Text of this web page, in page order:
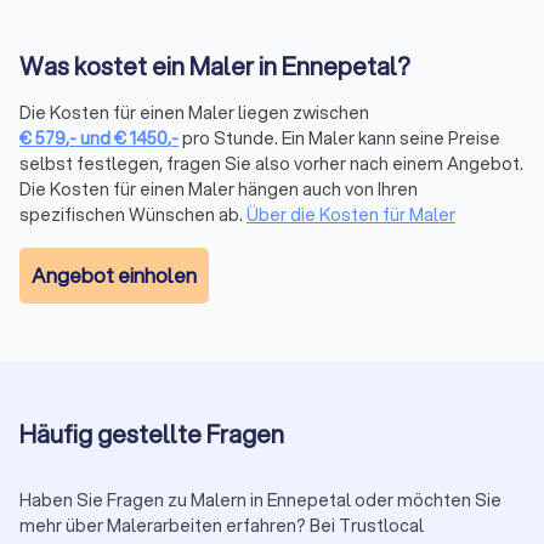
Wunschprojekt. Vereinfachen Sie den Prozess, indem Sie die
Profile durchstöbern oder direkt über unser Portal vier
kostenlose Kostenvoranschläge bei den Anbietern Ihrer Wahl
einholen. So können Sie anhand der Angebote entscheiden,
welcher Maler für Sie in Frage kommt.
Bei Trustlocal bieten wir eine schnelle Auswahl kompetenter
Experten für Handwerk und Dienstleistung. Die Nutzung ist
Fachbereich möglich. Finden Sie schnell Experten mit
Spezialisierung und kompetente Meisterbetriebe für
Was kostet ein Maler in Ennepetal?
Die Kosten für einen Maler liegen zwischen
€579,-und€1450,-pro Stunde. Ein Maler kann seine Preise
selbst festlegen, fragen Sie also vorher nach einem Angebot.
Die Kosten für einen Maler hängen auch von Ihren
spezifischen Wünschen ab. Über die Kosten für Maler
Angebot einholen
Häufig gestellte Fragen
Haben Sie Fragen zu Malern in Ennepetal oder möchten Sie
mehr über Malerarbeiten erfahren? Bei Trustlocal